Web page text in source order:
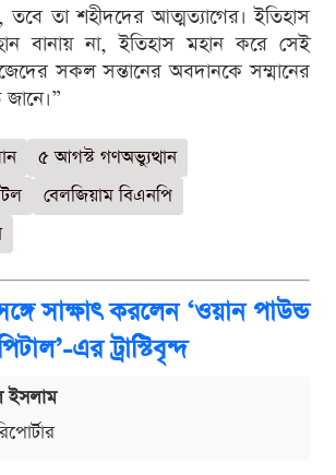
তা শহীদদের আত্মত্যাগের। ইতিহাস
বানায় না, ইতিহাস মহান করে সেই
সকল সন্তানের অবদানকে সম্মানের
৫ আগস্ট গণঅভ্যুত্থান
বেলজিয়াম বিএনপি
সাক্ষাৎ করলেন ‘ওয়ান পাউন্ড
এর ট্রাস্টিবৃন্দ
ইসলাম